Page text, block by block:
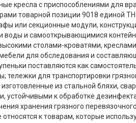
кресла с приспособлениями для
товарной позиции 9018
или секционные модули,
и самооткрывающимися
столами-кроватями,
для обследования и
поставляются как
для транспортировки
из стальной бляхи,
к обработке
хранения грязного
к товарам, которые